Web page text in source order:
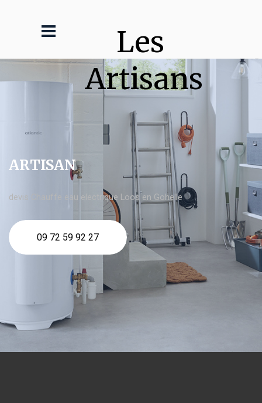
Les
Artisans
ARTISAN
devis Chauffe eau electrique Loos en Gohelle
09 72 59 92 27